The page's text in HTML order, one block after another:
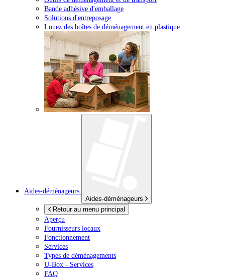
Bande adhésive d'emballage
Solutions d'entreposage
Louez des boîtes de déménagement en plastique
Aides-déménageurs
Aides-déménageurs
Retour au menu principal
Aperçu
Fournisseurs locaux
Fonctionnement
Services
Types de déménagements
U-Box - Services
FAQ